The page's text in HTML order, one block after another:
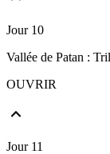
Jour 10
Vallée de Patan :
OUVRIR
Jour 11